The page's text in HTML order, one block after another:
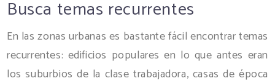
Busca temas recurrentes
En las zonas urbanas es bastante fácil encontrar temas
recurrentes: edificios populares en lo que antes eran
los suburbios de la clase trabajadora, casas de época